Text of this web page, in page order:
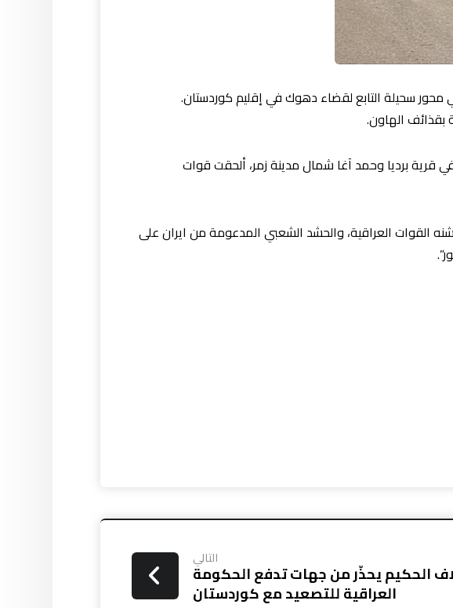
سحيلة التابع لقضاء دهوك في إقليم كوردستان.
الهاون.
قرية برديا وحمد آغا شمال مدينة زمر، ألحقت قوات
العراقية، والحشد الشعبي المدعومة من ايران على
التالي
الحكيم يحذّر من جهات تدفع الحكومة
العراقية للتصعيد مع كوردستان